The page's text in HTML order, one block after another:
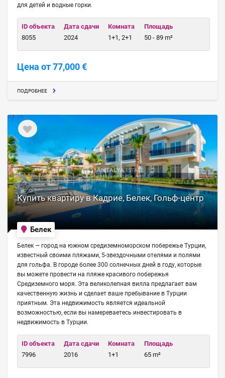
для детей и водные горки.
ID объекта
8055
Дата сдачи
2024
Комната
1+1, 2+1
Площадь
50 - 89 m²
Цена от 77,000 €
ПОДРОБНЕЕ
Купить квартиру в Кадрие, Белек, Гольф-центр
Белек
Белек — город на южном средиземноморском побережье Турции,
известный своими пляжами, 5-звездочными отелями и полями
для гольфа. В городе более 300 солнечных дней в году, которые
вы можете провести на пляже красивого побережья
Средиземного моря. Эта великолепная вилла предлагает вам
качественную жизнь и сделает ваше пребывание в Турции
приятным. Эта недвижимость является идеальной
возможностью, если вы намереваетесь инвестировать в
недвижимость в Турции.
ID объекта
7996
Дата сдачи
2016
Комната
1+1
Площадь
65 m²